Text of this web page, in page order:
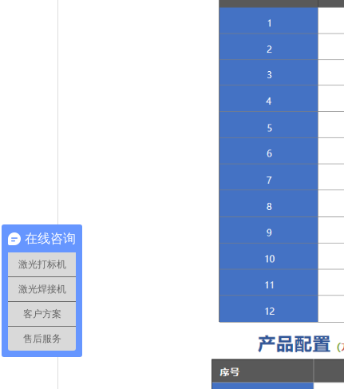
在线咨询
激光打标机
激光焊接机
客户方案
售后服务